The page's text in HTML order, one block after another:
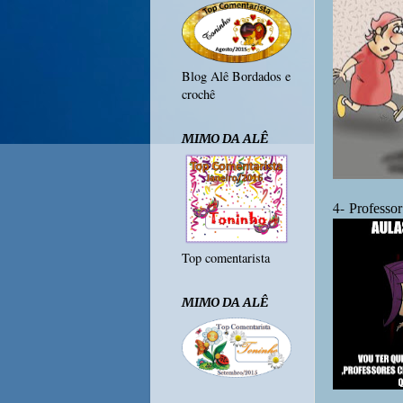
4-
Blog Alê Bordados e
crochê
MIMO DA ALÊ
Top comentarista
MIMO DA ALÊ